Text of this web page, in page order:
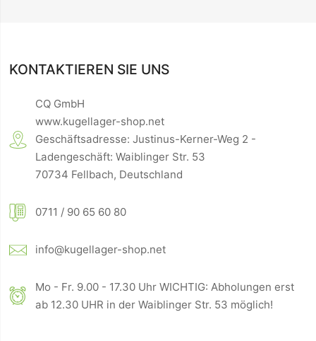
KONTAKTIEREN SIE UNS
CQ GmbH
www.kugellager-shop.net
Geschäftsadresse: Justinus-Kerner-Weg 2 -
Ladengeschäft: Waiblinger Str. 53
70734 Fellbach, Deutschland
0711 / 90 65 60 80
info@kugellager-shop.net
Mo - Fr. 9.00 - 17.30 Uhr WICHTIG: Abholungen erst
ab 12.30 UHR in der Waiblinger Str. 53 möglich!